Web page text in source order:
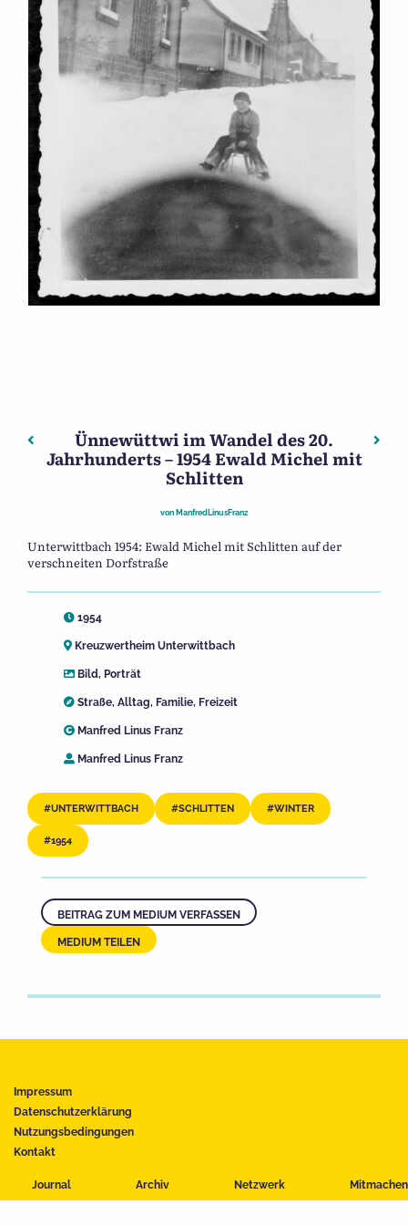
Journal Archiv Netzwerk Mitmachen
Beitragsnavigation
Vorheriger: Ünnewüttwi im Wandel des 20.
Ünnewüttwi im Wandel des 20.
Jahrhunderts – 1954 Ewald Michel mit
Schlitten
von ManfredLinusFranz
Unterwittbach 1954: Ewald Michel mit Schlitten auf der
verschneiten Dorfstraße
1954
Kreuzwertheim Unterwittbach
Bild, Porträt
Straße, Alltag, Familie, Freizeit
Manfred Linus Franz
Manfred Linus Franz
UNTERWITTBACH SCHLITTEN WINTER
1954
BEITRAG ZUM MEDIUM VERFASSEN
MEDIUM TEILEN
Impressum
Datenschutzerklärung
Nutzungsbedingungen
Kontakt